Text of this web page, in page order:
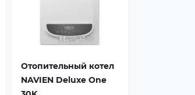
Отопительный котел
NAVIEN Deluxe One